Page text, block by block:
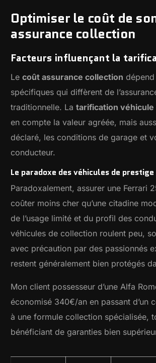
Optimiser le coût de
assurance collection
Facteurs influençant la
Lecoût assurance collection
spécifiques qui diffèrent de
traditionnelle. Latarification véhicule
en compte la valeur agréée, mais
déclaré, les conditions de garage et
conducteur.
Le paradoxe des véhicules de prestige
Paradoxalement, assurer une Ferrari
coûter moins cher qu’une citadine
de l’usage limité et du profil des
véhicules de collection roulent peu,
avec précaution par des passionnés
restent généralement bien protégés
Mon client possesseur d’une Alfa
économisé 340€/an en passant d’un
à une formule collection spécialisée,
bénéficiant de garanties bien